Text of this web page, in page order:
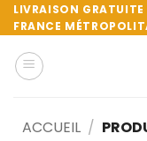
Passer
au
contenu
LIVRAISON
FRANCE
ACCUEIL /